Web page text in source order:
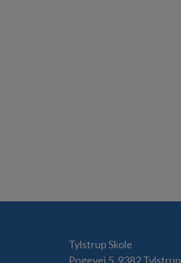
Tylstrup Skole
Pogevej 5, 9382 Tylstrup